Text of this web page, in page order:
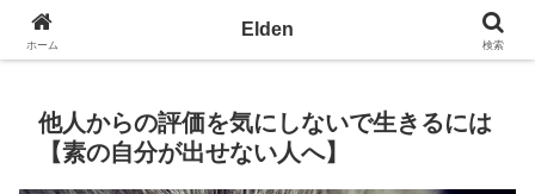
光の園エルデン - 地球を愛の星へ
他人からの評価を気にしないで生きるには
【素の自分が出せない人へ】
ホーム
Elden
検索